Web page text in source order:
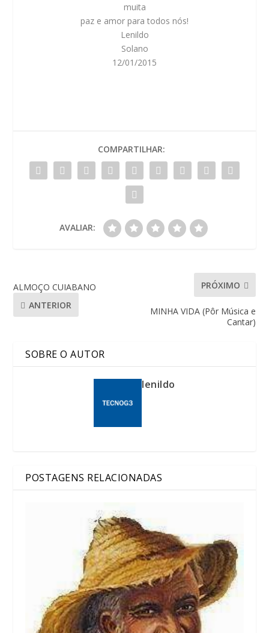
muita
paz e amor para todos nós!
Lenildo
Solano
12/01/2015
COMPARTILHAR:
AVALIAR:
ALMOÇO CUIABANO
ANTERIOR
PRÓXIMO
MINHA VIDA (Pôr Música e
Cantar)
SOBRE O AUTOR
lenildo
POSTAGENS RELACIONADAS